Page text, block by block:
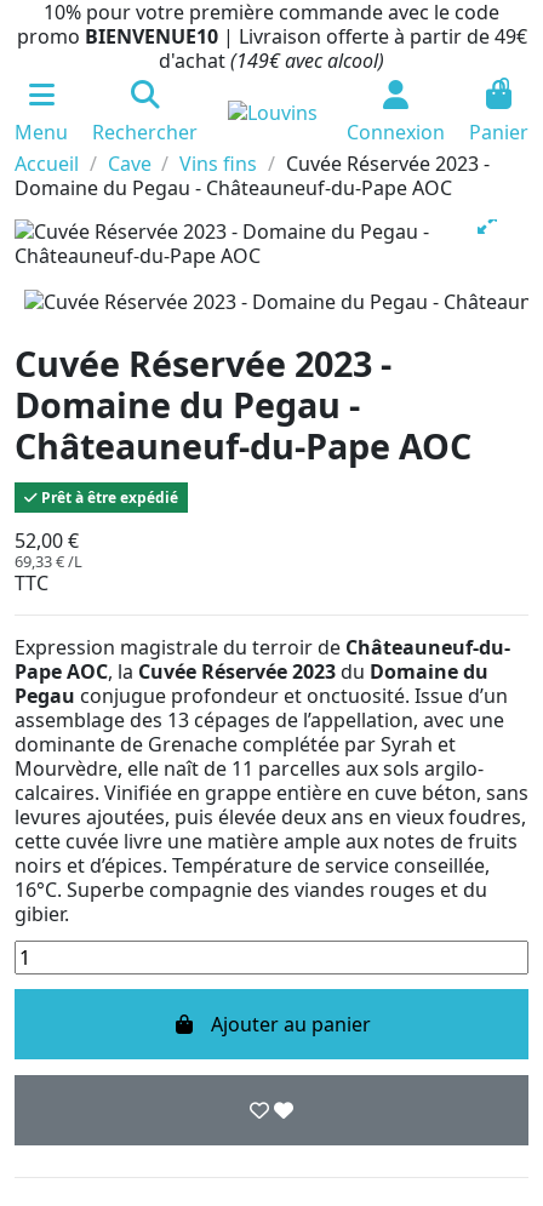
10% pour votre première commande avec le code
promo BIENVENUE10 | Livraison offerte à partir de 49€
d'achat(149€ avec alcool)
Menu Rechercher Connexion
0
Panier
Accueil
Cave Vins fins
Cuvée Réservée 2023 -
Domaine du Pegau - Châteauneuf-du-Pape AOC
Cuvée Réservée 2023 -
Domaine du Pegau -
Châteauneuf-du-Pape AOC
Prêt à être expédié
52,00 €
69,33 € /L
TTC
Expression magistrale du terroir de Châteauneuf-du-
Pape AOC, la Cuvée Réservée 2023du Domaine du
Pegau conjugue profondeur et onctuosité. Issue d’un
assemblage des 13 cépages de l’appellation, avec une
dominante de Grenache complétée par Syrah et
Mourvèdre, elle naît de 11 parcelles aux sols argilo-
calcaires. Vinifiée en grappe entière en cuve béton, sans
levures ajoutées, puis élevée deux ans en vieux foudres,
cette cuvée livre une matière ample aux notes de fruits
noirs et d’épices. Température de service conseillée,
16°C. Superbe compagnie des viandes rouges et du
gibier.
Ajouter au panier